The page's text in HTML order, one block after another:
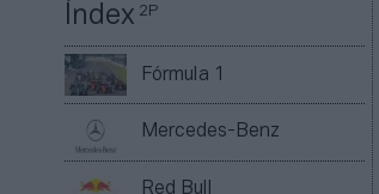
Índex2P
Fórmula 1
Mercedes-Benz
Red Bull